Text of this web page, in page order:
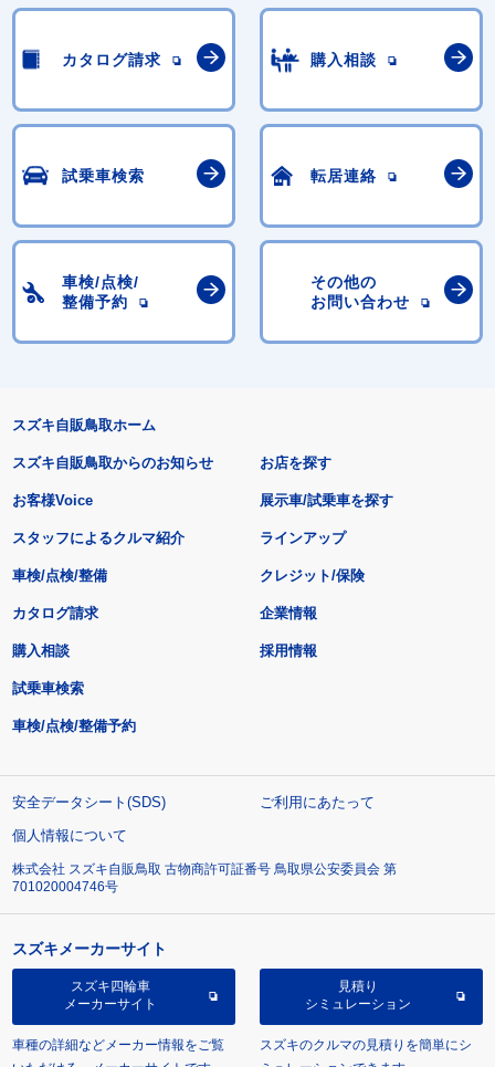
カタログ請求 購入相談
試乗車検索 転居連絡
車検/点検/
整備予約
その他の
お問い合わせ
スズキ自販鳥取ホーム
スズキ自販鳥取からのお知らせ
お客様Voice
スタッフによるクルマ紹介
お店を探す
展示車/試乗車を探す
ラインアップ
車検/点検/整備 クレジット/保険
カタログ請求
購入相談
試乗車検索
車検/点検/整備予約
企業情報
採用情報
安全データシート(SDS)
ご利用にあたって
個人情報について
株式会社 スズキ自販鳥取 古物商許可証番号 鳥取県公安委員会 第
701020004746号
スズキメーカーサイト
スズキ四輪車
メーカーサイト
車種の詳細などメーカー情報をご覧
見積り
シミュレーション
スズキのクルマの見積りを簡単にシ